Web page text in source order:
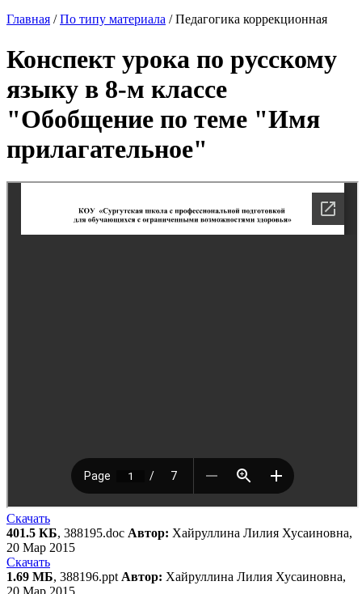
Главная /По типу материала /Педагогика коррекционная
Конспект урока по русскому
языку в 8-м классе
"Обобщение по теме "Имя
прилагательное"
Скачать
401.5 КБ, 388195.doc Автор: Хайруллина Лилия Хусаиновна,
20 Мар 2015
Скачать
1.69 МБ, 388196.ppt Автор: Хайруллина Лилия Хусаиновна,